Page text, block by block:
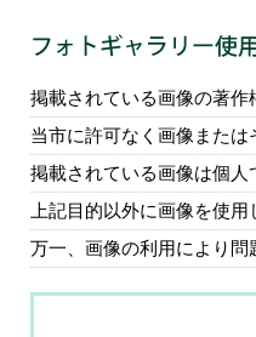
掲載されている画像の著作
当市に許可なく画像または
掲載されている画像は個人
上記目的以外に画像を使
万一、画像の利用により問